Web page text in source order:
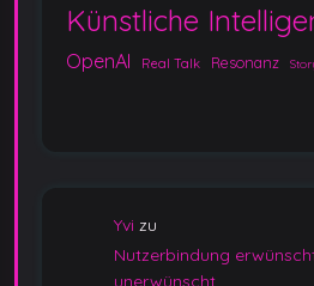
Künstliche
OpenAI Real Talk Resonanz
Yvi zu
Nutzerbindung
unerwünscht